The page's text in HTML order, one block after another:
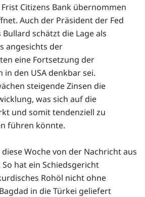
Citizens Bank übernommen
Auch der Präsident der Fed
Bullard schätzt die Lage als
angesichts der
eine Fortsetzung der
den USA denkbar sei.
steigende Zinsen die
was sich auf die
und somit tendenziell zu
führen könnte.
diese Woche von der Nachricht aus
hat ein Schiedsgericht
Rohöl nicht ohne
in die Türkei geliefert